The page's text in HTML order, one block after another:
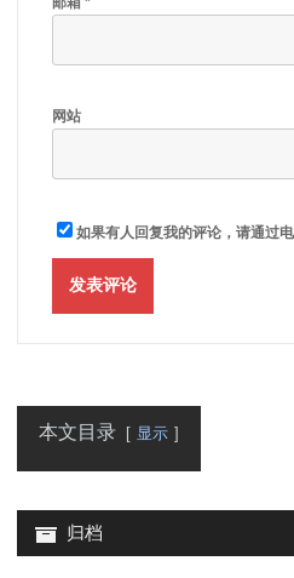
网站
如果有人回复我的评论，请通过电
本文目录 显示
归档